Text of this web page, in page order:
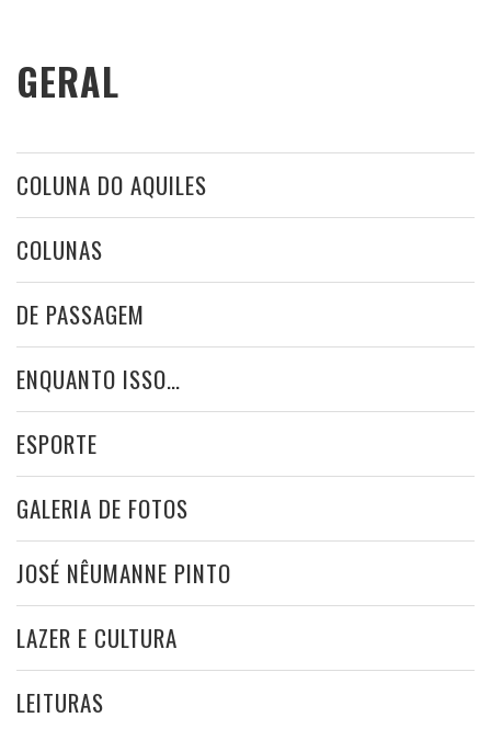
GERAL
COLUNA DO AQUILES
COLUNAS
DE PASSAGEM
ENQUANTO ISSO…
ESPORTE
GALERIA DE FOTOS
JOSÉ NÊUMANNE PINTO
LAZER E CULTURA
LEITURAS